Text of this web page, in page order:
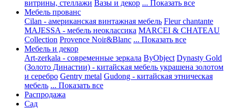
витрины, стеллажи Вазы и декор ... Показать все
Мебель прованс
Cilan - американская винтажная мебель Fleur chantante
MAJESSA - мебель неоклассика MARCEI & CHATEAU
Collection Provence Noir&Blanc ... Показать все
Мебель и декор
Art-zerkala - современные зеркала ByObject Dynasty Gold
(Золото Династии) - китайская мебель украшена золотом
и серебро Gentry metal Gudong - китайская этническая
мебель ... Показать все
Распродажа
Сад